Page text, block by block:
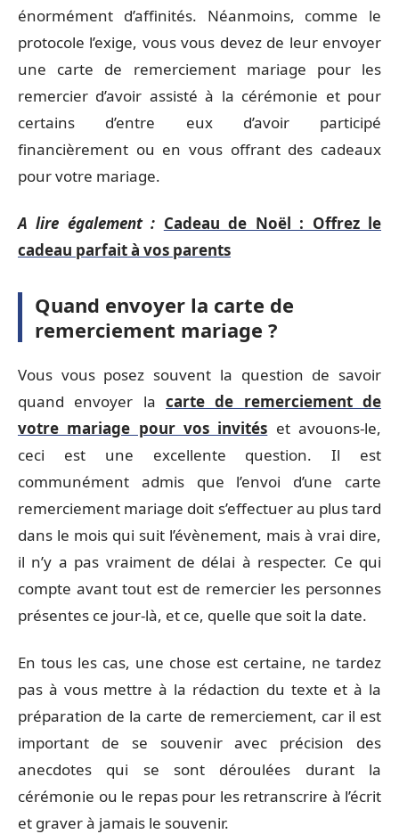
énormément d’affinités. Néanmoins, comme le
protocole l’exige, vous vous devez de leur envoyer
une carte de remerciement mariage pour les
remercier d’avoir assisté à la cérémonie et pour
certains d’entre eux d’avoir participé
financièrement ou en vous offrant des cadeaux
pour votre mariage.
A lire également : Cadeau de Noël : Offrez le
cadeau parfait à vos parents
Quand envoyer la carte de
remerciement mariage ?
Vous vous posez souvent la question de savoir
quand envoyer la carte de remerciement de
votre mariage pour vos invités et avouons-le,
ceci est une excellente question. Il est
communément admis que l’envoi d’une carte
remerciement mariage doit s’effectuer au plus tard
dans le mois qui suit l’évènement, mais à vrai dire,
il n’y a pas vraiment de délai à respecter. Ce qui
compte avant tout est de remercier les personnes
présentes ce jour-là, et ce, quelle que soit la date.
En tous les cas, une chose est certaine, ne tardez
pas à vous mettre à la rédaction du texte et à la
préparation de la carte de remerciement, car il est
important de se souvenir avec précision des
anecdotes qui se sont déroulées durant la
cérémonie ou le repas pour les retranscrire à l’écrit
et graver à jamais le souvenir.